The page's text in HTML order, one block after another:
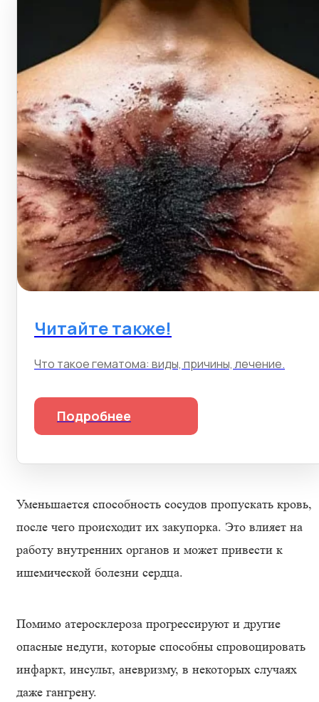
Читайте также!
Что такое гематома: виды, причины, лечение.
Подробнее
Уменьшается способность сосудов пропускать кровь,
после чего происходит их закупорка. Это влияет на
работу внутренних органов и может привести к
ишемической болезни сердца.
Помимо атеросклероза прогрессируют и другие
опасные недуги, которые способны спровоцировать
инфаркт, инсульт, аневризму, в некоторых случаях
даже гангрену.